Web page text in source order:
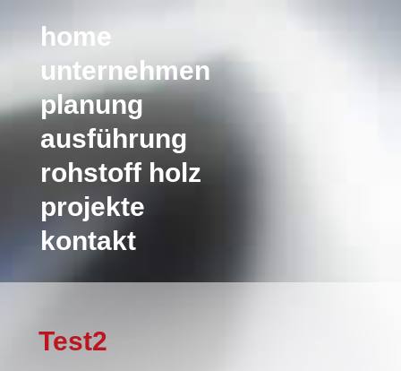
home
unternehmen
planung
ausführung
rohstoff holz
projekte
kontakt
Test2